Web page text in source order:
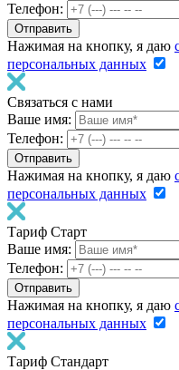
Телефон:
Нажимая на кнопку, я даю
персональных данных
Связаться с нами
Ваше имя:
Телефон:
Нажимая на кнопку, я даю
персональных данных
Тариф Старт
Ваше имя:
Телефон:
Нажимая на кнопку, я даю
персональных данных
Тариф Стандарт